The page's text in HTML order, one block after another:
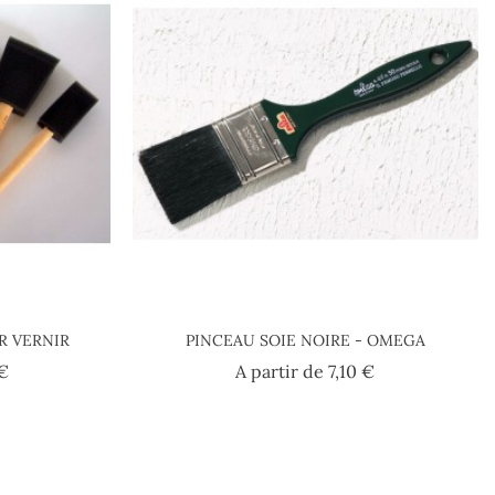
VERNIR
Prezzo
PINCEAU SOIE NOIRE - OMEGA
A partir de7,10 €Prezzo